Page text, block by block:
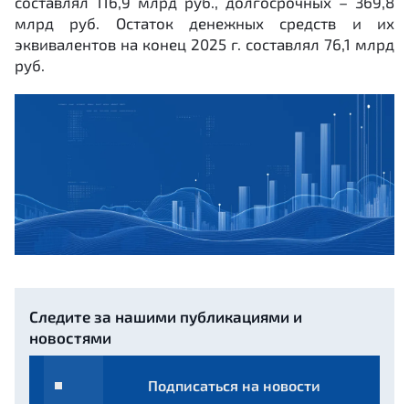
млрд руб. Остаток денежных средств и их
эквивалентов на конец 2025 г. составлял 76,1 млрд
руб.
Следите за нашими публикациями и
новостями
Подписаться на новости